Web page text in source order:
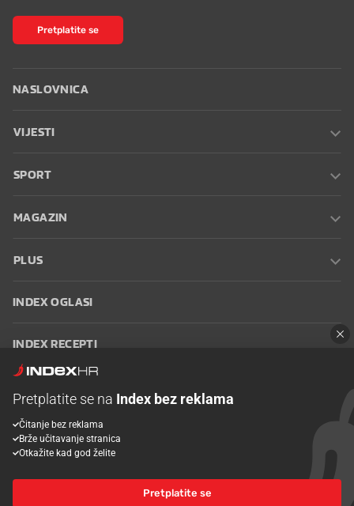
Pretplatite se
NASLOVNICA
VIJESTI
SPORT
MAGAZIN
PLUS
INDEX OGLASI
INDEX RECEPTI
Oglašavanje Zaposli se na Indexu
korištenja
Postavke kolačića
Pretplatite se na Index bez reklama
Čitanje bez reklama
Brže učitavanje stranica
Otkažite kad god želite
Pretplatite se